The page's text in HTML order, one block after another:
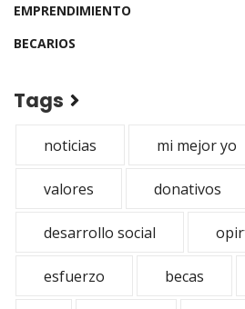
EMPRENDIMIENTO
BECARIOS
Tags
noticias mi mejor yo
valores donativos
desarrollo social
esfuerzo becas